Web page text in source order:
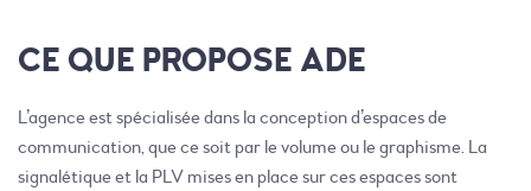
CE QUE PROPOSE ADE
L’agence est spécialisée dans la conception d’espaces de
communication, que ce soit par le volume ou le graphisme. La
signalétique et la PLV mises en place sur ces espaces sont